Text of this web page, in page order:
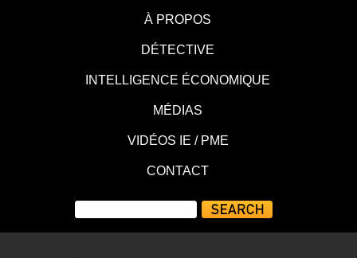
À PROPOS
DÉTECTIVE
INTELLIGENCE ÉCONOMIQUE
MÉDIAS
VIDÉOS IE / PME
CONTACT